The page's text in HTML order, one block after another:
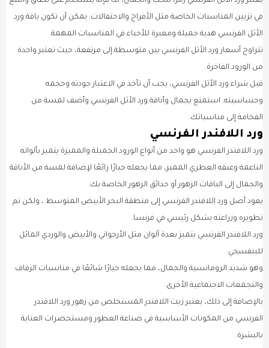
في تزيين المناسبات الخاصة مثل الأفراح والاحتفالات. يمكن أن تكون باقة ورد
الأثل الفرنسي هدية جميلة ومعبرة للأحباء في المناسبات المهمة.
تتراوح أسعار ورد الأثل الفرنسي بين متوسطة إلى مرتفعة، حيث تعتبر واحدة
من الورود الفاخرة.
قبل شراء ورد الأثل الفرنسي، يجب أن تأخذ في الاعتبار جودته وحجمه
وحساسيته. استمتع بجمال وأناقة ورد الأثل الفرنسي وأضف لمسة من
الفخامة إلى مناسباتك.
ورد اللافندر الفرنسي
ورد اللافندر الفرنسي هو واحد من أنواع الورود الجميلة والمميزة يتميز بألوانه
الناعمة وعبقه العطري المميز، مما يجعله خيارًا رائعًا لإضافة لمسة من الأناقة
والجمال إلى الباقات الزهور أو حدائق الزهور الخاصة بك.
يعود أصل ورد اللافندر الفرنسي إلى منطقة البحر الأبيض المتوسط ، ولكن تم
تطويره وزراعته بشكل رئيسي في فرنسا.
ورد اللافندر الفرنسي يتميز بعدة ألوان مثل الأرجواني والأبيض والوردي المائل
للبنفسجي.
وهو شديد الرومانسية والجمال، مما يجعله خيارًا شائعًا في مناسبات الزفاف
والتجمعات الاجتماعية الأخرى.
بالإضافة إلى ذلك، يعتبر زيت اللافندر المستخلص من زهور ورد اللافندر
الفرنسي من المكونات الأساسية في صناعة العطور ومستحضرات العناية
بالبشرة.